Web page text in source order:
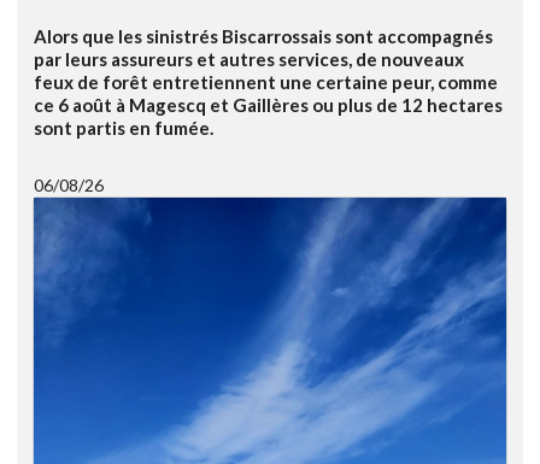
Alors que les sinistrés Biscarrossais sont accompagnés
par leurs assureurs et autres services, de nouveaux
feux de forêt entretiennent une certaine peur, comme
ce 6 août à Magescq et Gaillères ou plus de 12 hectares
sont partis en fumée.
06/08/26